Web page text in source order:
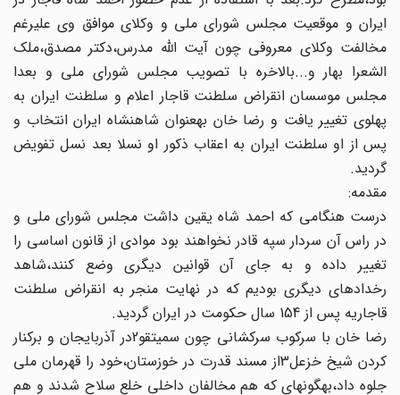
ایران و موقعیت مجلس شورای ملی و وکلای موافق وی‏ علی‏رغم
مخالفت وکلای معروفی چون آیت اللّه مدرس،دکتر مصدق،ملک
الشعرا بهار و...بالاخره با تصویب مجلس شورای‏ ملی و بعدا
مجلس موسسان انقراض سلطنت قاجار اعلام و سلطنت ایران به
پهلوی تغییر یافت و رضا خان به‏عنوان شاهنشاه‏ ایران انتخاب و
پس از او سلطنت ایران به اعقاب ذکور او نسلا بعد نسل تفویض
گردید.
مقدمه:
درست هنگامی که احمد شاه یقین داشت مجلس شورای ملی و
در راس آن سردار سپه قادر نخواهند بود موادی از قانون اساسی را
تغییر داده و به جای آن قوانین دیگری وضع کنند،شاهد
رخدادهای دیگری‏ بودیم که در نهایت منجر به انقراض سلطنت
قاجاریه پس از 154 سال‏ حکومت در ایران گردید.
رضا خان با سرکوب سرکشانی چون سمیتقو2در آذربایجان و برکنار
کردن شیخ خزعل‏3از مسند قدرت در خوزستان،خود را قهرمان ملی‏
جلوه داد،به‏گونه‏ای که هم مخالفان داخلی خلع سلاح شدند و هم‏